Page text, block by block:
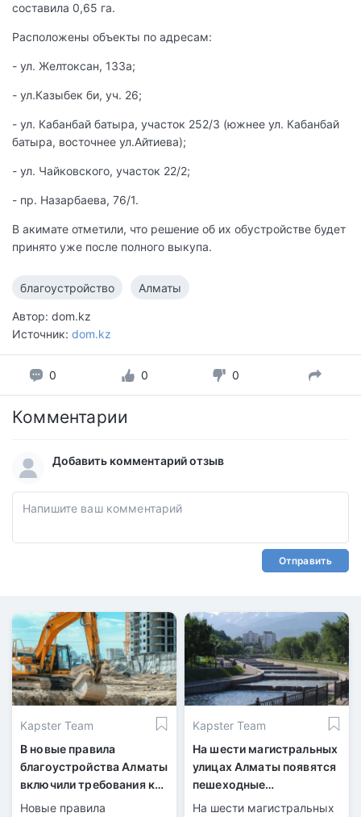
составила 0,65 га.
Расположены объекты по адресам:
- ул. Желтоксан, 133а;
- ул.Казыбек би, уч. 26;
- ул. Кабанбай батыра, участок 252/3 (южнее ул. Кабанбай
батыра, восточнее ул.Айтиева);
- ул. Чайковского, участок 22/2;
- пр. Назарбаева, 76/1.
В акимате отметили, что решение об их обустройстве будет
принято уже после полного выкупа.
благоустройство Алматы
Автор: dom.kz
Источник: dom.kz
0 0 0
Комментарии
Добавить комментарий отзыв
Отправить
Kapster Team
В новые правила
благоустройства Алматы
включили требования к
стройплощадкам
Новые правила
Kapster Team
На шести магистральных
улицах Алматы появятся
пешеходные
пространства
На шести магистральных